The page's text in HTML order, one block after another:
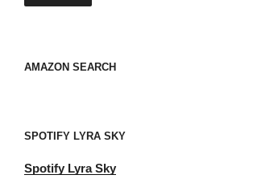
ド
your
AMAZON SEARCH
SPOTIFY LYRA SKY
Spotify Lyra Sky